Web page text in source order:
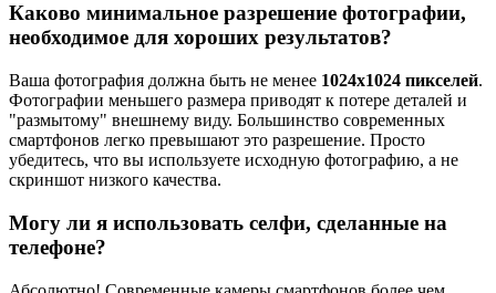
Каково минимальное разрешение фотографии,
необходимое для хороших результатов?
Ваша фотография должна быть не менее 1024x1024 пикселей.
Фотографии меньшего размера приводят к потере деталей и
"размытому" внешнему виду. Большинство современных
смартфонов легко превышают это разрешение. Просто
убедитесь, что вы используете исходную фотографию, а не
скриншот низкого качества.
Могу ли я использовать селфи, сделанные на
телефоне?